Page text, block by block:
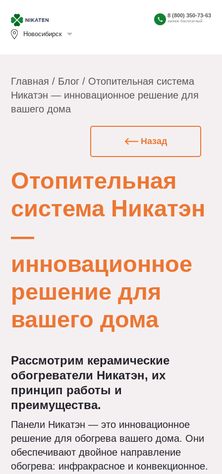
Новосибирск
8 (800) 350-73-63
звонок бесплатный
Главная / Блог / Отопительная система
Никатэн — инновационное решение для
вашего дома
Назад
Отопительная
система Никатэн
—
инновационное
решение для
вашего дома
Рассмотрим керамические
обогреватели Никатэн, их
принцип работы и
преимущества.
Панели Никатэн — это инновационное
решение для обогрева вашего дома. Они
обеспечивают двойное направление
обогрева: инфракрасное и конвекционное.